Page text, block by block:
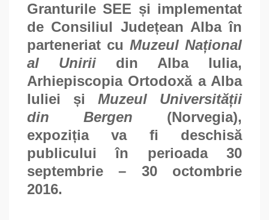
Granturile SEE și implementat
de Consiliul Județean Alba în
parteneriat cu Muzeul Național
al Unirii din Alba Iulia,
Arhiepiscopia Ortodoxă a Alba
Iuliei și Muzeul Universității
din Bergen (Norvegia),
expoziția va fi deschisă
publicului în perioada 30
septembrie – 30 octombrie
2016.